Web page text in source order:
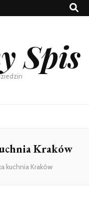
Spis
Kraków
kuchnia Kraków